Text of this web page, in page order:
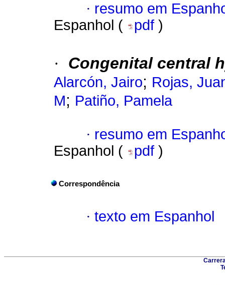
· resumo em
Espanhol (
pdf )
· Congenital central
Alarcón, Jairo; Rojas,
M; Patiño, Pamela
· resumo em
Espanhol (
pdf )
Correspondência
· texto em Espanhol